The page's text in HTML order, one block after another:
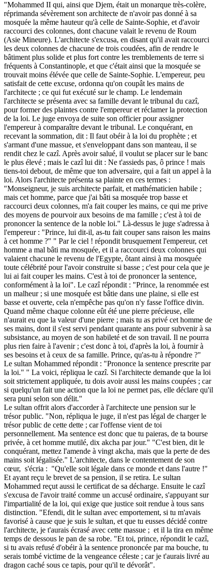
"Mohammed II qui, ainsi que Djem, était un monarque très-colère,
réprimanda sévèrement son architecte de n'avoir pas donné à sa
mosquée la même hauteur qu'à celle de Sainte-Sophie, et d'avoir
raccourci des colonnes, dont chacune valait le revenu de Roum
(Asie Mineure). L'architecte s'excusa, en disant qu'il avait raccourci
les deux colonnes de chacune de trois coudées, afin de rendre le
bâtiment plus solide et plus fort contre les tremblements de terre si
fréquents à Constantinople, et que c'était ainsi que la mosquée se
trouvait moins élévée que celle de Sainte-Sophie. L'empereur, peu
satisfait de cette excuse, ordonna qu'on coupât les mains de
l'architecte ; ce qui fut exécuté sur le champ. Le lendemain
l'architecte se présenta avec sa famille devant le tribunal du cazî,
pour former des plaintes contre l'empereur et réclamer la protection
de la loi. Le juge envoya de suite son officier pour assigner
l'empereur à comparaître devant le tribunal. Le conquérant, en
recevant la sommation, dit : Il faut obéir à la loi du prophète ; et
s'armant d'une massue, et s'enveloppant dans son manteau, il se
rendit chez le cazî. Après avoir salué, il voulut se placer sur le banc
le plus élevé ; mais le cazî lui dit : Ne t'assieds pas, ô prince ! mais
tiens-toi debout, de même que ton adversaire, qui a fait un appel à la
loi. Alors l'architecte présenta sa plainte en ces termes :
"Monseigneur, je suis architecte parfait, et mathématicien habile ;
mais cet homme, parce que j'ai bâti sa mosquée trop basse et
raccourci deux colonnes, m'a fait couper les mains, ce qui me prive
des moyens de pourvoir aux besoins de ma famille ; c'est à toi de
prononcer la sentence de la noble loi." Là-dessus le juge s'adressa à
l'empereur : "Prince, lui dit-il, as-tu fait couper sans raison les mains
à cet homme ?" " Par le ciel ! répondit brusquement l'empereur, cet
homme a mal bâti ma mosquée, et il a raccourci deux colonnes qui
valaient chacune le revenu de l'Egypte, ôtant ainsi à ma mosquée
toute célébrité pour l'avoir construite si basse ; c'est pour cela que je
lui ai fait couper les mains. C'est à toi de prononcer la sentence,
conformément à la loi". Le cazî répondit : "Prince, la renommée est
un malheur ; si une mosquée est bâtie dans une plaine, si elle est
basse et ouverte, cela n'empêche pas qu'on n'y fasse l'office divin.
Quand même chaque colonne eût été une pierre précieuse, elle
n'aurait eu que la valeur d'une pierre ; mais tu as privé cet homme de
ses mains, dont il s'est servi pendant quarante ans pour subvenir à sa
subsistance, au moyen de son habileté et de son travail. Il ne pourra
plus rien faire à l'avenir ; c'est donc à toi, d'après la loi, à fournir à
ses besoins et à ceux de sa famille. Prince, qu'as-tu à répondre ?"
Le sultan Mohammed répondit : "Prononce la sentence prescrite par
la loi." " La voici, répliqua le cazî. Si l'architecte demande que la loi
soit strictement appliquée, tu dois avoir aussi les mains coupées ; car
si quelqu'un fait une action que la loi ne permet pas, elle déclare qu'il
sera puni selon son délit."
Le sultan offrit alors d'accorder à l'architecte une pension sur le
trésor public. "Non, répliqua le juge, il n'est pas légal de charger le
trésor public de cette dette ; car l'offense vient de toi
personnellement. Ma sentence est donc que tu paieras, de ta bourse
privée, à cet homme mutilé, dix akcha par jour." "C'est bien, dit le
conquérant, mettez l'amende à vingt akcha, mais que la perte de des
mains soit légalisée." L'architecte, dans le contentement de son
cœur, s'écria : "Qu'elle soit légale dans ce monde et dans l'autre !"
Et ayant reçu le brevet de sa pension, il se retira. Le sultan
Mohammed reçut aussi le certificat de sa décharge. Ensuite le cazî
s'excusa de l'avoir traité comme un accusé ordinaire, s'appuyant sur
l'impartialité de la loi, qui exige que justice soit rendue à tous sans
distinction. "Efendi, dit le sultan avec emportement, si tu m'avais
favorisé à cause que je suis le sultan, et que tu eusses décidé contre
l'architecte, je t'aurais écrasé avec cette massue ; et il la tira en même
temps de dessous le pan de sa robe. "Et toi, prince, répondit le cazî,
si tu avais refusé d'obéir à la sentence prononcée par ma bouche, tu
serais tombé victime de la vengeance céleste ; car je t'aurais livré au
dragon caché sous ce tapis, pour qu'il te dévorât".